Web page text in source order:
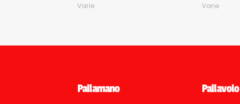
Varie Varie
Pallamano Pallavolo